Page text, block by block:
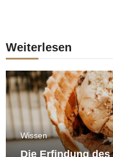
Weiterlesen
Wissen
Die Erfindung